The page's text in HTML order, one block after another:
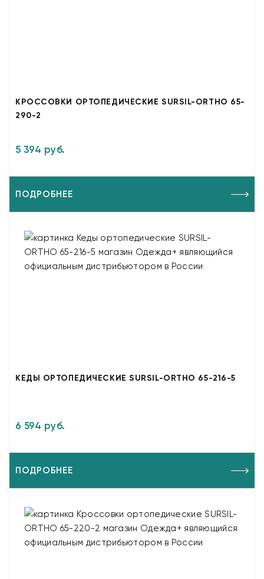
КРОССОВКИ ОРТОПЕДИЧЕСКИЕ SURSIL-ORTHO 65-
290-2
5 394 руб.
ПОДРОБНЕЕ
КЕДЫ ОРТОПЕДИЧЕСКИЕ SURSIL-ORTHO 65-216-5
6 594 руб.
ПОДРОБНЕЕ